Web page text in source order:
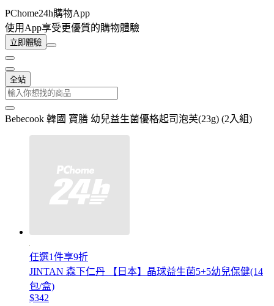
PChome24h購物App
使用App享受更優質的購物體驗
立即體驗
全站
Bebecook 韓國 寶膳 幼兒益生菌優格起司泡芙(23g) (2入組)
任選1件享9折
JINTAN 森下仁丹 【日本】晶球益生菌5+5幼兒保健(14
包/盒)
$342